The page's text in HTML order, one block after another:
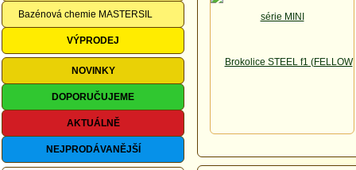
Bazénová chemie MASTERSIL
VÝPRODEJ
NOVINKY
DOPORUČUJEME
AKTUÁLNĚ
NEJPRODÁVANĚJŠÍ